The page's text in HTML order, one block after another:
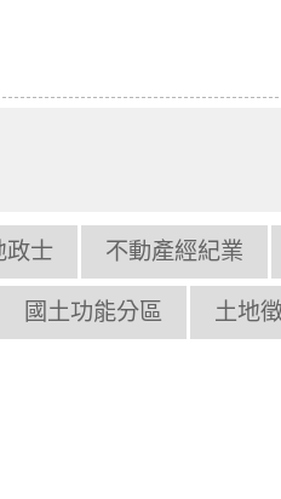
政士 不動產經紀業
國土功能分區 土地